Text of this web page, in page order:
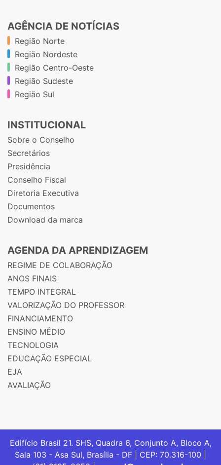
AGÊNCIA DE NOTÍCIAS
Região Norte
Região Nordeste
Região Centro-Oeste
Região Sudeste
Região Sul
INSTITUCIONAL
Sobre o Conselho
Secretários
Presidência
Conselho Fiscal
Diretoria Executiva
Documentos
Download da marca
AGENDA DA APRENDIZAGEM
REGIME DE COLABORAÇÃO
ANOS FINAIS
TEMPO INTEGRAL
VALORIZAÇÃO DO PROFESSOR
FINANCIAMENTO
ENSINO MÉDIO
TECNOLOGIA
EDUCAÇÃO ESPECIAL
EJA
AVALIAÇÃO
Edifício Brasil 21. SHS, Quadra 6, Conjunto A, Bloco A,
Sala 103 - Asa Sul, Brasília - DF | CEP: 70.316-100 |